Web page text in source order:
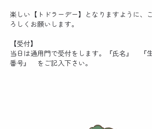
楽しい【トドラーデー】となりますように、
ろしくお願いします。
【受付】
当日は通用門で受付をします。『氏名』 『
番号』 をご記入下さい。